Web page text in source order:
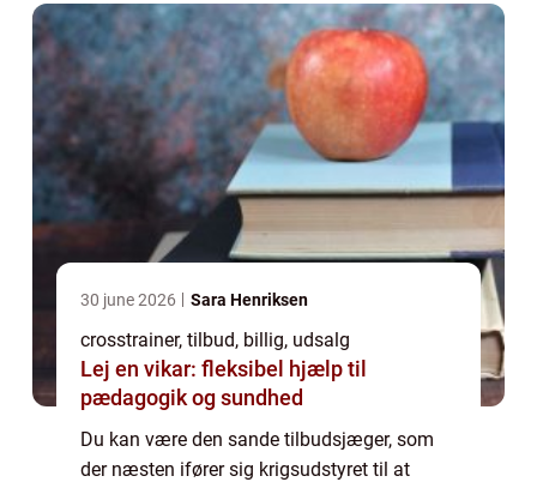
30 june 2026 Sara Henriksen
crosstrainer, tilbud, billig, udsalg
Lej en vikar: fleksibel hjælp til
pædagogik og sundhed
Du kan være den sande tilbudsjæger, som
der næsten ifører sig krigsudstyret til at